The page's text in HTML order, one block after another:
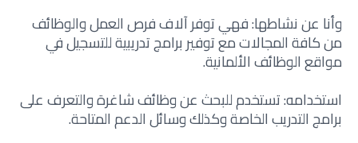
وأنا عن نشاطها: فهي توفر آلاف فرص العمل والوظائف
من كافة المجالات مع توفير برامج تدريبية للتسجيل في
مواقع الوظائف الألمانية.
استخدامه: تستخدم للبحث عن وظائف شاغرة والتعرف على
برامج التدريب الخاصة وكذلك وسائل الدعم المتاحة.